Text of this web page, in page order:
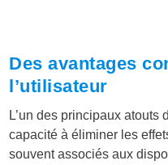
Des avantages
l’utilisateur
L’un des principaux
capacité à éliminer les
souvent associés aux